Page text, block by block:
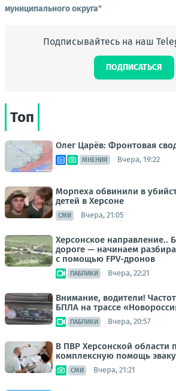
муниципального округа"
Подписывайтесь на наш
ПОДПИСАТЬСЯ
Топ
Олег Царёв: Фронтовая
МНЕНИЯ Вчера, 19:22
Морпеха обвинили в
детей в Херсоне
СМИ Вчера, 21:05
Херсонское направление..
дороге — начинаем
с помощью FPV-дронов
ПАБЛИКИ Вчера, 22:21
Внимание, водители!
БПЛА на трассе
ПАБЛИКИ Вчера, 20:57
В ПВР Херсонской области
комплексную помощь
СМИ Вчера, 21:21